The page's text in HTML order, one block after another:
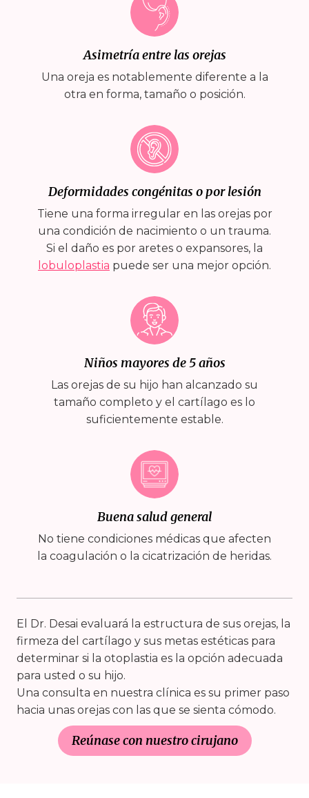
Asimetría entre las orejas
Una oreja es notablemente diferente a la
otra en forma, tamaño o posición.
Deformidades congénitas o por lesión
Tiene una forma irregular en las orejas por
una condición de nacimiento o un trauma.
Si el daño es por aretes o expansores, la
lobuloplastia puede ser una mejor opción.
Niños mayores de 5 años
Las orejas de su hijo han alcanzado su
tamaño completo y el cartílago es lo
suficientemente estable.
Buena salud general
No tiene condiciones médicas que afecten
la coagulación o la cicatrización de heridas.
El Dr. Desai evaluará la estructura de sus orejas, la
firmeza del cartílago y sus metas estéticas para
determinar si la otoplastia es la opción adecuada
para usted o su hijo.
Una consulta en nuestra clínica es su primer paso
hacia unas orejas con las que se sienta cómodo.
Reúnase con nuestro cirujano